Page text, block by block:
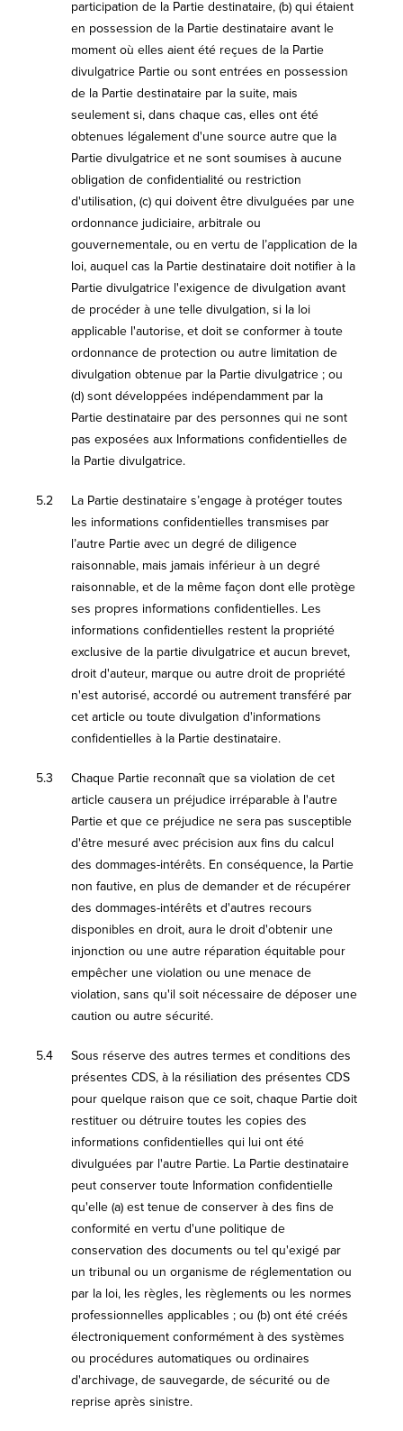
participation de la Partie destinataire, (b) qui étaient
en possession de la Partie destinataire avant le
moment où elles aient été reçues de la Partie
divulgatrice Partie ou sont entrées en possession
de la Partie destinataire par la suite, mais
seulement si, dans chaque cas, elles ont été
obtenues légalement d'une source autre que la
Partie divulgatrice et ne sont soumises à aucune
obligation de confidentialité ou restriction
d'utilisation, (c) qui doivent être divulguées par une
ordonnance judiciaire, arbitrale ou
gouvernementale, ou en vertu de l’application de la
loi, auquel cas la Partie destinataire doit notifier à la
Partie divulgatrice l'exigence de divulgation avant
de procéder à une telle divulgation, si la loi
applicable l'autorise, et doit se conformer à toute
ordonnance de protection ou autre limitation de
divulgation obtenue par la Partie divulgatrice ; ou
(d) sont développées indépendamment par la
Partie destinataire par des personnes qui ne sont
pas exposées aux Informations confidentielles de
la Partie divulgatrice.
5.2
La Partie destinataire s’engage à protéger toutes
les informations confidentielles transmises par
l’autre Partie avec un degré de diligence
raisonnable, mais jamais inférieur à un degré
raisonnable, et de la même façon dont elle protège
ses propres informations confidentielles. Les
informations confidentielles restent la propriété
exclusive de la partie divulgatrice et aucun brevet,
droit d'auteur, marque ou autre droit de propriété
n'est autorisé, accordé ou autrement transféré par
cet article ou toute divulgation d'informations
confidentielles à la Partie destinataire.
5.3
Chaque Partie reconnaît que sa violation de cet
article causera un préjudice irréparable à l'autre
Partie et que ce préjudice ne sera pas susceptible
d'être mesuré avec précision aux fins du calcul
des dommages-intérêts. En conséquence, la Partie
non fautive, en plus de demander et de récupérer
des dommages-intérêts et d'autres recours
disponibles en droit, aura le droit d'obtenir une
injonction ou une autre réparation équitable pour
empêcher une violation ou une menace de
violation, sans qu'il soit nécessaire de déposer une
caution ou autre sécurité.
5.4
Sous réserve des autres termes et conditions des
présentes CDS, à la résiliation des présentes CDS
pour quelque raison que ce soit, chaque Partie doit
restituer ou détruire toutes les copies des
informations confidentielles qui lui ont été
divulguées par l'autre Partie. La Partie destinataire
peut conserver toute Information confidentielle
qu'elle (a) est tenue de conserver à des fins de
conformité en vertu d'une politique de
conservation des documents ou tel qu'exigé par
un tribunal ou un organisme de réglementation ou
par la loi, les règles, les règlements ou les normes
professionnelles applicables ; ou (b) ont été créés
électroniquement conformément à des systèmes
ou procédures automatiques ou ordinaires
d'archivage, de sauvegarde, de sécurité ou de
reprise après sinistre.